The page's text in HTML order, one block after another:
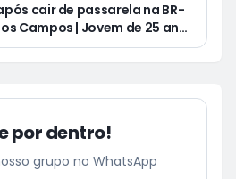
cair de passarela na BR-
Campos | Jovem de 25 anos
de moto no Distrito
por dentro!
grupo no WhatsApp